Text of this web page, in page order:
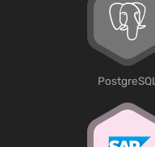
PostgreSQL